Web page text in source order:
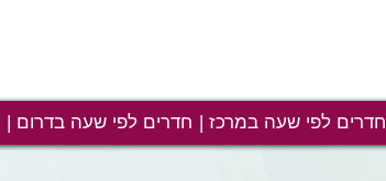
חדרים לפי שעה במרכז חדרים לפי שעה בדרום